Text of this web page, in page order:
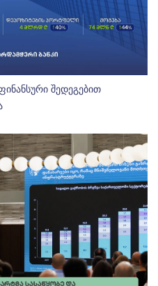
შედეგებით